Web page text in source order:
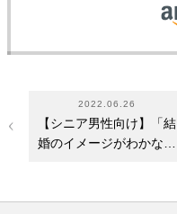
2022.06.26
【シニア男性向け】「結
婚のイメージがわかな